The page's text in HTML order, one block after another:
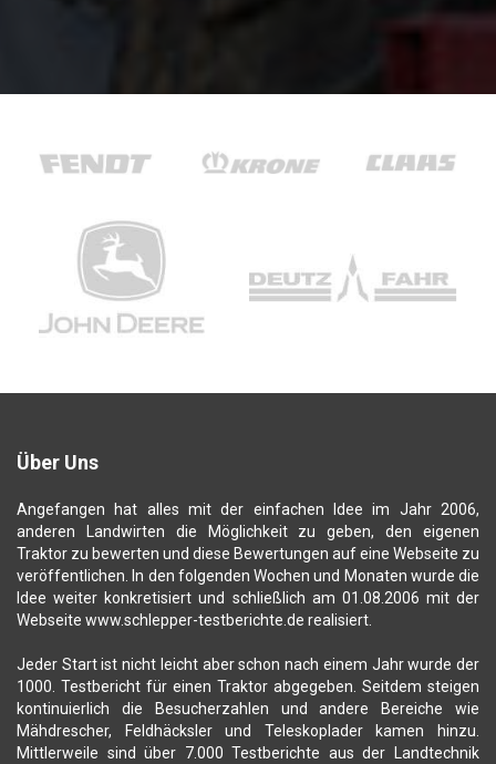
Über Uns
Angefangen hat alles mit der einfachen Idee im Jahr 2006,
anderen Landwirten die Möglichkeit zu geben, den eigenen
Traktor zu bewerten und diese Bewertungen auf eine Webseite zu
veröffentlichen. In den folgenden Wochen und Monaten wurde die
Idee weiter konkretisiert und schließlich am 01.08.2006 mit der
Webseite www.schlepper-testberichte.de realisiert.
Jeder Start ist nicht leicht aber schon nach einem Jahr wurde der
1000. Testbericht für einen Traktor abgegeben. Seitdem steigen
kontinuierlich die Besucherzahlen und andere Bereiche wie
Mähdrescher, Feldhäcksler und Teleskoplader kamen hinzu.
Mittlerweile sind über 7.000 Testberichte aus der Landtechnik